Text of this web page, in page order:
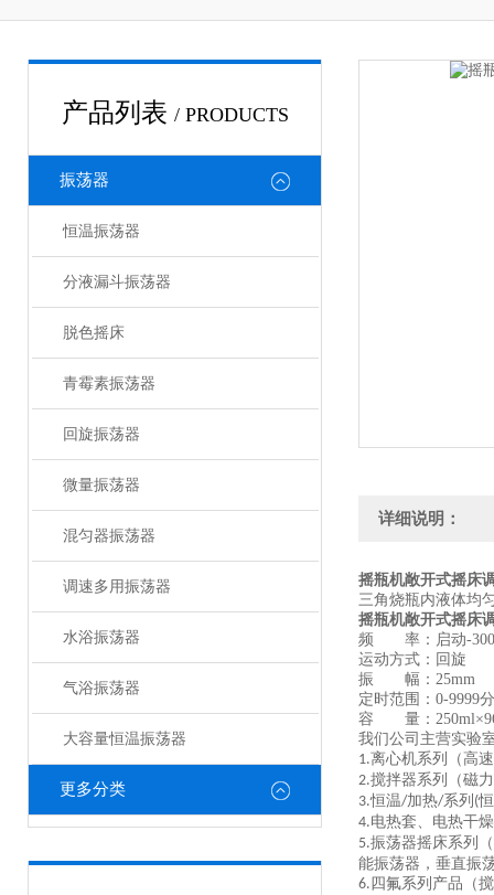
产品列表 / PRODUCTS
振荡器
恒温振荡器
分液漏斗振荡器
脱色摇床
青霉素振荡器
回旋振荡器
微量振荡器
混匀器振荡器
调速多用振荡器
水浴振荡器
气浴振荡器
大容量恒温振荡器
更多分类
详细说明：
摇瓶机敞开式摇床
三角烧瓶内液体均
摇瓶机敞开式摇床
频 率：启动-300
运动方式：回旋
振 幅：25mm
定时范围：0-9999
容 量：250ml×96/
我们公司主营实验
1.离心机系列 （ 高
2.搅拌器系列 （磁
3.恒温/加热/系列 (
4.电热套、电热干
5.振荡器摇床系列
能振荡器，垂直振
6. 四氟系列产品（